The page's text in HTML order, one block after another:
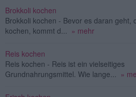
Brokkoli kochen
Brokkoli kochen - Bevor es daran geht,
kochen, kommt d...
» mehr
Reis kochen
Reis kochen - Reis ist ein vielseitiges
Grundnahrungsmittel. Wie lange...
»